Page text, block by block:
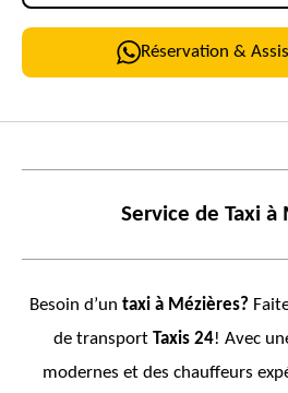
Réservation &
Service de Taxi à
Besoin d’un taxi à Mézières?
de transport Taxis 24! Avec
modernes et des chauffeurs